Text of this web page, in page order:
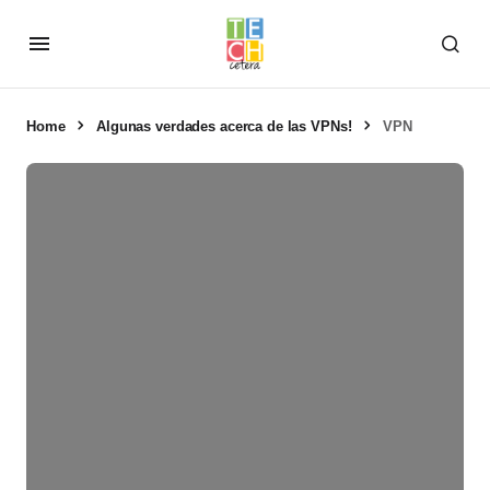
Home Algunas verdades acerca de las VPNs! VPN